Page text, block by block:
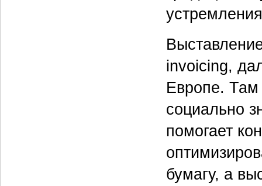
invoicing,
Европе. Там
социально
помогает
бумагу, а